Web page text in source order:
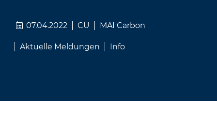
07.04.2022 CU MAI Carbon
Aktuelle Meldungen Info